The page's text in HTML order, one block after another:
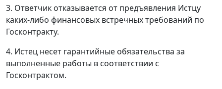
3. Ответчик отказывается от предъявления Истцу
каких-либо финансовых встречных требований по
Госконтракту.
4. Истец несет гарантийные обязательства за
выполненные работы в соответствии с
Госконтрактом.